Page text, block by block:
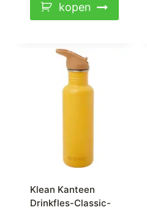
kopen
Klean Kanteen
Drinkfles-Classic-